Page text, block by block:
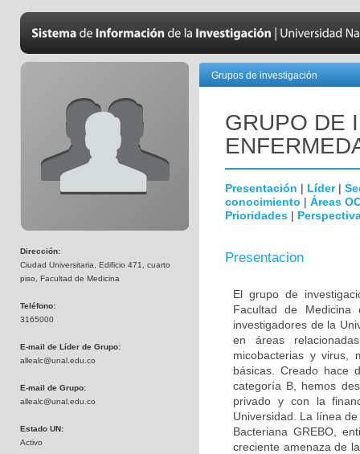
Dirección:
Ciudad Universitaria, Edificio 471, cuarto
piso, Facultad de Medicina
Teléfono:
3165000
E-mail de Líder de Grupo:
allealc@unal.edu.co
E-mail de Grupo:
allealc@unal.edu.co
Estado UN:
Activo
Grupos de investigación
GRUPO DE
Presentación | Líder|
conocimiento | Áreas
Prioridades |
Presentacion
El grupo de
Facultad de
investigadores de la
en áreas
micobacterias y virus,
básicas. Creado hace
categoría B, hemos
privado y con la
Universidad. La línea
Bacteriana GREBO,
creciente amenaza de